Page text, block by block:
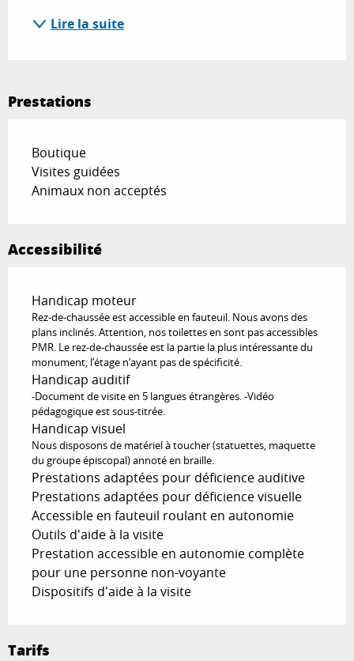
Lire la suite
Prestations
Boutique
Visites guidées
Animaux non acceptés
Accessibilité
Handicap moteur
Rez-de-chaussée est accessible en fauteuil. Nous avons des
plans inclinés. Attention, nos toilettes en sont pas accessibles
PMR. Le rez-de-chaussée est la partie la plus intéressante du
monument, l’étage n’ayant pas de spécificité.
Handicap auditif
-Document de visite en 5 langues étrangères. -Vidéo
pédagogique est sous-titrée.
Handicap visuel
Nous disposons de matériel à toucher (statuettes, maquette
du groupe épiscopal) annoté en braille.
Prestations adaptées pour déficience auditive
Prestations adaptées pour déficience visuelle
Accessible en fauteuil roulant en autonomie
Outils d'aide à la visite
Prestation accessible en autonomie complète
pour une personne non-voyante
Dispositifs d'aide à la visite
Tarifs